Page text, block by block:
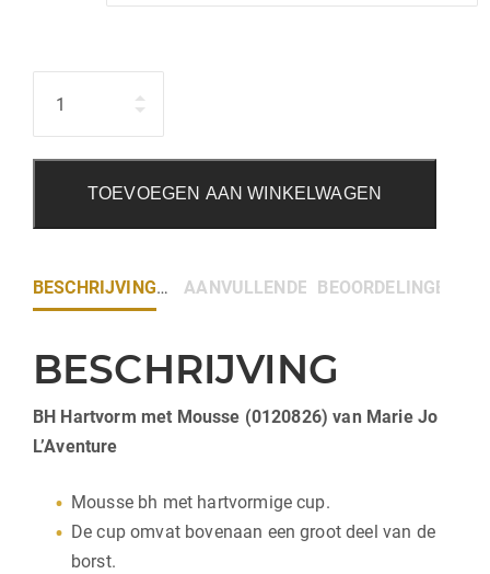
TOEVOEGEN AAN WINKELWAGEN
BESCHRIJVING AANVULLENDE INFORMATIE
BEOORDELINGEN (0)
BESCHRIJVING
BH Hartvorm met Mousse (0120826) van Marie Jo
L’Aventure
Mousse bh met hartvormige cup.
De cup omvat bovenaan een groot deel van de
borst.